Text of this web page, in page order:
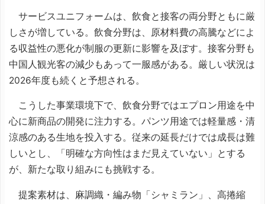
サービスユニフォームは、飲食と接客の両分野ともに厳
しさが増している。飲食分野は、原材料費の高騰などによ
る収益性の悪化が制服の更新に影響を及ぼす。接客分野も
中国人観光客の減少もあって一服感がある。厳しい状況は
2026年度も続くと予想される。
こうした事業環境下で、飲食分野ではエプロン用途を中
心に新商品の開発に注力する。パンツ用途では軽量感・清
涼感のある生地を投入する。従来の延長だけでは成長は難
しいとし、「明確な方向性はまだ見えていない」とする
が、新たな取り組みにも挑戦する。
提案素材は、麻調織・編み物「シャミラン」、高捲縮